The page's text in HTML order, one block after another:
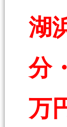
湖
分
万